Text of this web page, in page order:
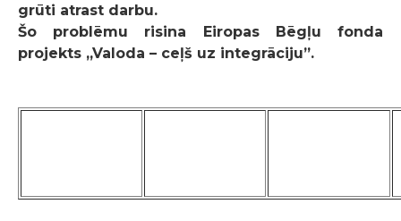
grūti atrast darbu.
Šo problēmu risina Eiropas Bēgļu fonda
projekts „Valoda – ceļš uz integrāciju”.